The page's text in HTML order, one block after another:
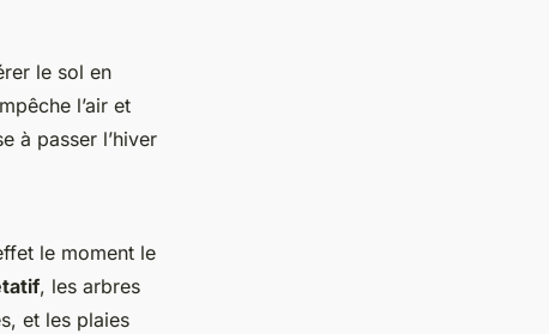
le sol en
l’air et
à passer l’hiver
le moment le
, les arbres
et les plaies